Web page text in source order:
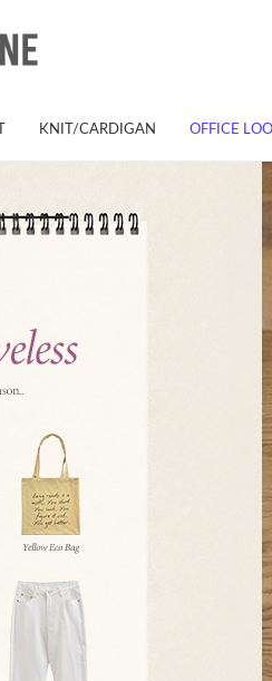
KNIT/CARDIGAN OFFICE